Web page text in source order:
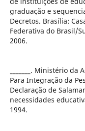
graduação e
Decretos. Brasília:
Federativa do Brasil/
2006.
_______. Ministério
Para Integração da
Declaração de
necessidades
1994.